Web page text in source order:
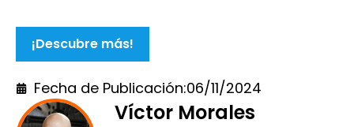
¡Descubre más!
Fecha de Publicación:06/11/2024
Víctor Morales